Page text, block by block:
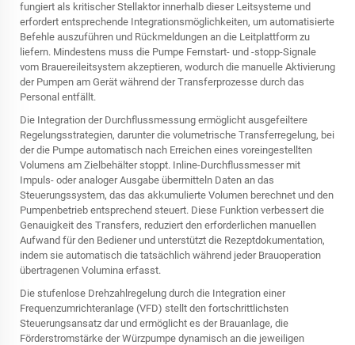
fungiert als kritischer Stellaktor innerhalb dieser Leitsysteme und
erfordert entsprechende Integrationsmöglichkeiten, um automatisierte
Befehle auszuführen und Rückmeldungen an die Leitplattform zu
liefern. Mindestens muss die Pumpe Fernstart- und -stopp-Signale
vom Brauereileitsystem akzeptieren, wodurch die manuelle Aktivierung
der Pumpen am Gerät während der Transferprozesse durch das
Personal entfällt.
Die Integration der Durchflussmessung ermöglicht ausgefeiltere
Regelungsstrategien, darunter die volumetrische Transferregelung, bei
der die Pumpe automatisch nach Erreichen eines voreingestellten
Volumens am Zielbehälter stoppt. Inline-Durchflussmesser mit
Impuls- oder analoger Ausgabe übermitteln Daten an das
Steuerungssystem, das das akkumulierte Volumen berechnet und den
Pumpenbetrieb entsprechend steuert. Diese Funktion verbessert die
Genauigkeit des Transfers, reduziert den erforderlichen manuellen
Aufwand für den Bediener und unterstützt die Rezeptdokumentation,
indem sie automatisch die tatsächlich während jeder Brauoperation
übertragenen Volumina erfasst.
Die stufenlose Drehzahlregelung durch die Integration einer
Frequenzumrichteranlage (VFD) stellt den fortschrittlichsten
Steuerungsansatz dar und ermöglicht es der Brauanlage, die
Förderstromstärke der Würzpumpe dynamisch an die jeweiligen